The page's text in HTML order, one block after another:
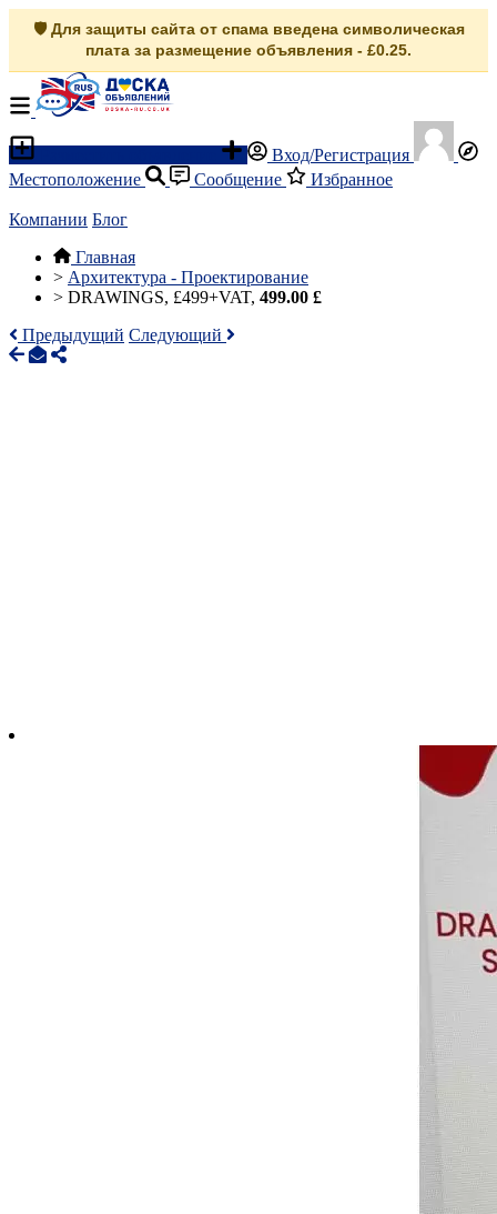
🛡️ Для защиты сайта от спама введена символическая
плата за размещение объявления - £0.25.
Вход/Регистрация
Местоположение
Сообщение Избранное
Компании Блог
Главная
> Архитектура - Проектирование
> DRAWINGS, £499+VAT, 499.00 £
Предыдущий Следующий